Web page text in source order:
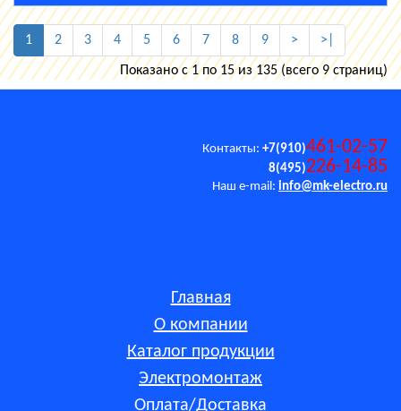
1 2 3 4 5 6 7 8 9 > >|
Показано с 1 по 15 из 135 (всего 9 страниц)
Контакты: +7(910)461-02-57
8(495)226-14-85
Наш e-mail: info@mk-electro.ru
Главная
О компании
Каталог продукции
Электромонтаж
Оплата/Доставка